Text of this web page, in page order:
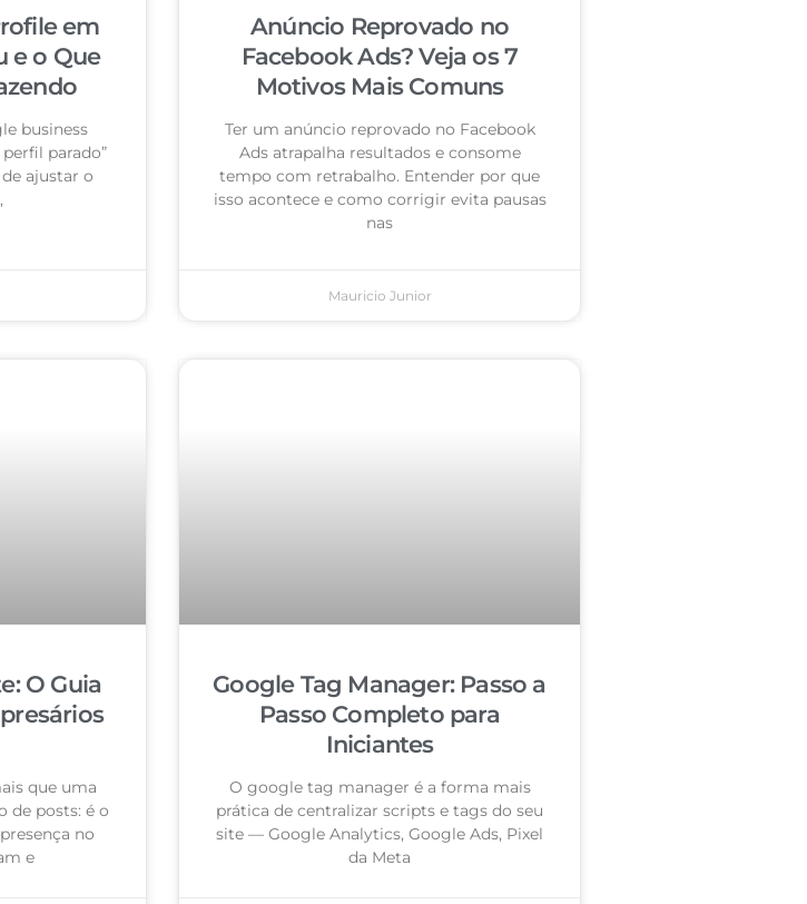
em
e o Que
business
parado”
ajustar o
Anúncio Reprovado no
Facebook Ads? Veja os 7
Motivos Mais Comuns
Ter um anúncio reprovado no Facebook
Ads atrapalha resultados e consome
tempo com retrabalho. Entender por que
isso acontece e como corrigir evita pausas
nas
Mauricio Junior
O Guia
que uma
de posts: é o
no
e
Google Tag Manager: Passo a
Passo Completo para
Iniciantes
O google tag manager é a forma mais
prática de centralizar scripts e tags do seu
site — Google Analytics, Google Ads, Pixel
da Meta